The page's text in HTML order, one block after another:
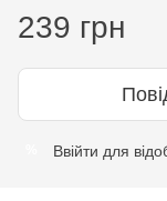
239 грн
Ввійти для